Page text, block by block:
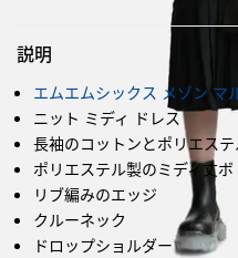
説明
エムエムシックス メゾン マ
ニット ミディ ドレス
長袖のコットンとポリエス
ポリエステル製のミディ丈ボ
リブ編みのエッジ
クルーネック
ドロップショルダー